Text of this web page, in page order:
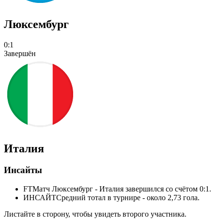
Люксембург
0:1
Завершён
Италия
Инсайты
FTМатч Люксембург - Италия завершился со счётом 0:1.
ИНСАЙТСредний тотал в турнире - около 2,73 гола.
Листайте в сторону, чтобы увидеть второго участника.